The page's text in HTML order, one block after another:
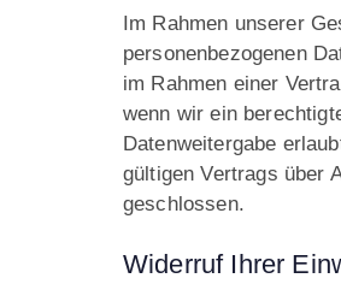
Im Rahmen unserer
personenbezogenen
im Rahmen einer
wenn wir ein
Datenweitergabe
gültigen Vertrags über
geschlossen.
Widerruf Ihrer